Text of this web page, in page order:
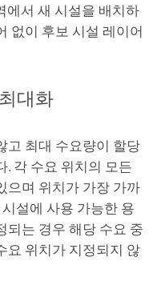
에서 새 시설을 배치하
없이 후보 시설 레이어
대화
고 최대 수요량이 할당
. 각 수요 위치의 모든
으며 위치가 가장 가까
설에 사용 가능한 용
되는 경우 해당 수요 중
요 위치가 지정되지 않